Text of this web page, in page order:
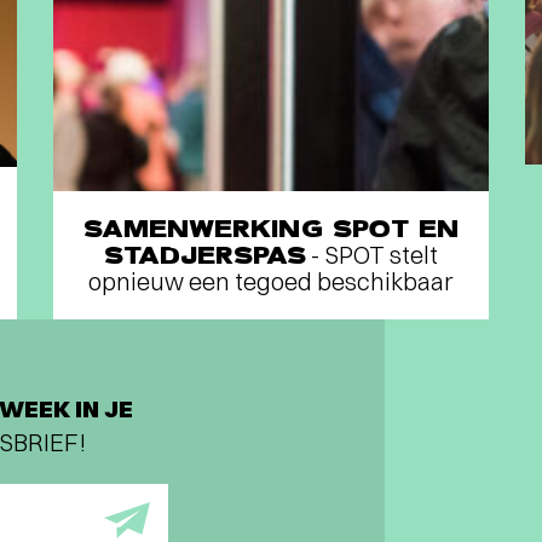
SAMENWERKING SPOT EN
STADJERSPAS - SPOT stelt
opnieuw een tegoed beschikbaar
IN JE